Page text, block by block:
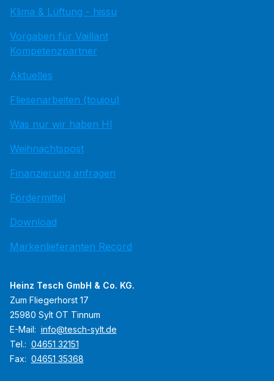
Klima & Lüftung - hissu
Vorgaben für Vaillant
Kompetenzpartner
Aktuelles
Fliesenarbeiten (toujou)
Was nur wir haben HI
Weihnachtspost
Finanzierung anfragen
Fördermittel
Download
Markenlieferanten Record
Heinz Tesch GmbH & Co. KG.
Zum Fliegerhorst 17
25980 Sylt OT Tinnum
E-Mail: info@tesch-sylt.de
Tel.: 04651 32151
Fax: 04651 35368